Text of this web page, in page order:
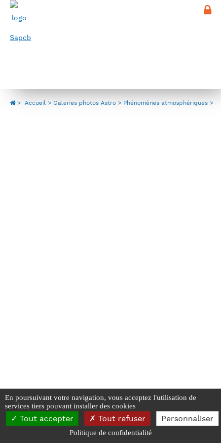
> Accueil Galeries photos Astro Phénomènes atmosphériques
SAPCB - 2026
Mentions Légales
Réalisé par Webyc - Yann Carpentier
Panneau de gestion des cookies
En poursuivant votre navigation, vous acceptez l'utilisation de
services tiers pouvant installer des cookies
Tout accepter Tout refuser Personnaliser
Politique de confidentialité